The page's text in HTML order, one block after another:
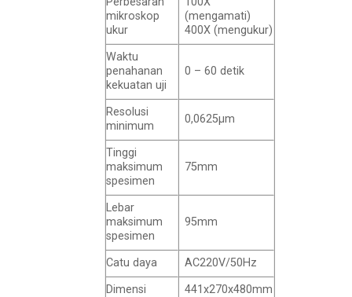
mikroskop
ukur
(mengamati)
400X (mengukur)
Waktu
penahanan
kekuatan uji
0 – 60 detik
Resolusi
minimum
0,0625μm
Tinggi
maksimum
spesimen
75mm
Lebar
maksimum
spesimen
95mm
Catu daya
AC220V/50Hz
Dimensi
441x270x480mm